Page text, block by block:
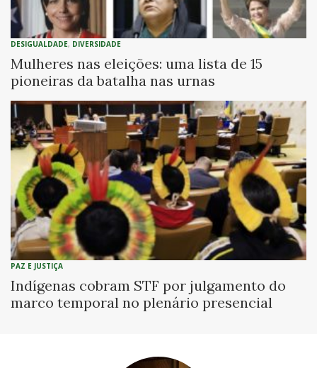
DESIGUALDADE, DIVERSIDADE
Mulheres nas eleições: uma lista de 15
pioneiras da batalha nas urnas
PAZ E JUSTIÇA
Indígenas cobram STF por julgamento do
marco temporal no plenário presencial